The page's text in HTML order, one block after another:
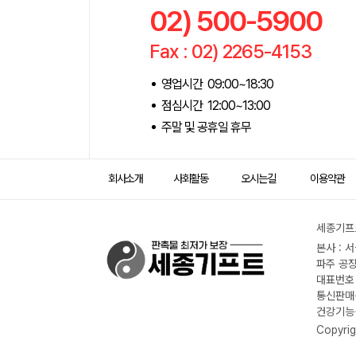
02) 500-5900
Fax : 02) 2265-4153
영업시간 09:00~18:30
점심시간 12:00~13:00
주말 및 공휴일 휴무
회사소개 사회활동 오시는길 이용약관
세종기
본사 :
파주 공
대표번
통신판
건강기